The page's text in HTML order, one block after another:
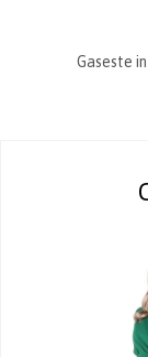
Gaseste